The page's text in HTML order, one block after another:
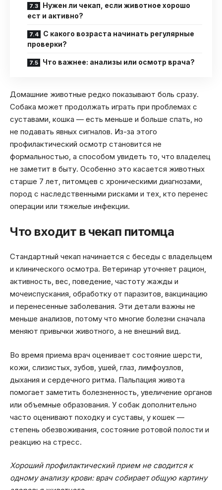
Нужен ли чекап, если животное хорошо
ест и активно?
С какого возраста начинать регулярные
проверки?
Что важнее: анализы или осмотр врача?
Домашние животные редко показывают боль сразу.
Собака может продолжать играть при проблемах с
суставами, кошка — есть меньше и больше спать, но
не подавать явных сигналов. Из-за этого
профилактический осмотр становится не
формальностью, а способом увидеть то, что владелец
не заметит в быту. Особенно это касается животных
старше 7 лет, питомцев с хроническими диагнозами,
пород с наследственными рисками и тех, кто перенес
операции или тяжелые инфекции.
Что входит в чекап питомца
Стандартный чекап начинается с беседы с владельцем
и клинического осмотра. Ветеринар уточняет рацион,
активность, вес, поведение, частоту жажды и
мочеиспускания, обработку от паразитов, вакцинацию
и перенесенные заболевания. Эти детали важны не
меньше анализов, потому что многие болезни сначала
меняют привычки животного, а не внешний вид.
Во время приема врач оценивает состояние шерсти,
кожи, слизистых, зубов, ушей, глаз, лимфоузлов,
дыхания и сердечного ритма. Пальпация живота
помогает заметить болезненность, увеличение органов
или объемные образования. У собак дополнительно
часто оценивают походку и суставы, у кошек —
степень обезвоживания, состояние ротовой полости и
реакцию на стресс.
Хороший профилактический прием не сводится к
одному анализу крови: врач собирает общую картину